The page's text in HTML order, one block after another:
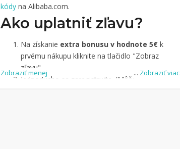
... Zobraziť viac
kódy na Alibaba.com.
Ako uplatniť zľavu?
Na získanie extra bonusu v hodnote 5€ k
prvému nákupu kliknite na tlačidlo "Zobraz
zľavu".
Jednoducho sa zaregistrujte. (Môžete aj
Zobraziť menej